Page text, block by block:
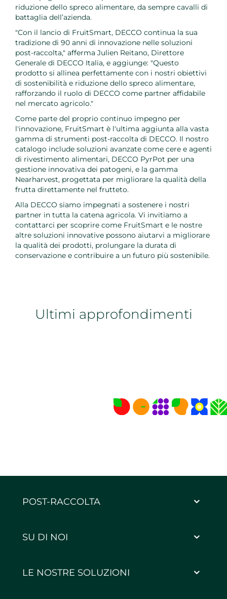
riduzione dello spreco alimentare, da sempre cavalli di
battaglia dell’azienda.
"Con il lancio di FruitSmart, DECCO continua la sua
tradizione di 90 anni di innovazione nelle soluzioni
post-raccolta," afferma Julien Reitano, Direttore
Generale di DECCO Italia, e aggiunge: "Questo
prodotto si allinea perfettamente con i nostri obiettivi
di sostenibilità e riduzione dello spreco alimentare,
rafforzando il ruolo di DECCO come partner affidabile
nel mercato agricolo."
Come parte del proprio continuo impegno per
l'innovazione, FruitSmart è l'ultima aggiunta alla vasta
gamma di strumenti post-raccolta di DECCO. Il nostro
catalogo include soluzioni avanzate come cere e agenti
di rivestimento alimentari, DECCO PyrPot per una
gestione innovativa dei patogeni, e la gamma
Nearharvest, progettata per migliorare la qualità della
frutta direttamente nel frutteto.
Alla DECCO siamo impegnati a sostenere i nostri
partner in tutta la catena agricola. Vi invitiamo a
contattarci per scoprire come FruitSmart e le nostre
altre soluzioni innovative possono aiutarvi a migliorare
la qualità dei prodotti, prolungare la durata di
conservazione e contribuire a un futuro più sostenibile.
Ultimi approfondimenti
POST-RACCOLTA
SU DI NOI
LE NOSTRE SOLUZIONI